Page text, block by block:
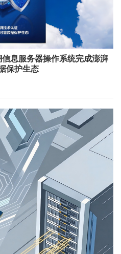
息服务器操作系统完成澎湃
保护生态